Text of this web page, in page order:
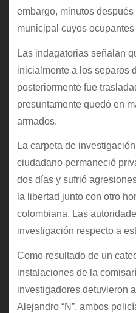
embargo, minutos
municipal cuyos
Las indagatorias señalan
inicialmente a los separos
posteriormente fue
presuntamente quedó en
armados.
La carpeta de
ciudadano permaneció
dos días y sufrió
la libertad junto con otro
colombiana. Las
investigación respecto a
Como resultado de un
instalaciones de la
investigadores detuvieron
Alejandro “N”, ambos